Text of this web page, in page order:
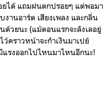
ยได้ แถมฝนตกปรอยๆ แต่พอมา
านอาร์ต เสียงเพลง และกลิ่น
ด้วยนะ (แม้ตอนแรกจะลังเลอยู่
คราวหน้าจะกำเงินมาเปย์
แรงออกไปไหนมาไหนอีกนะ!